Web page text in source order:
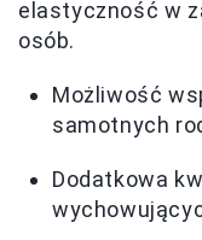
elastyczność w
osób.
Możliwość
samotnych
Dodatkowa